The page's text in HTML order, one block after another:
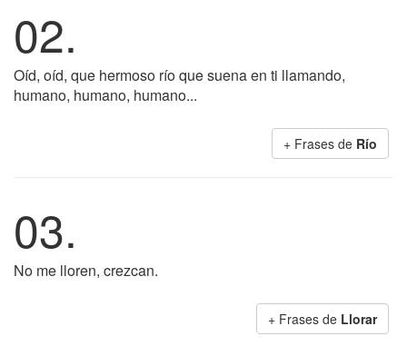
02.
Oíd, oíd, que hermoso río que suena en ti llamando,
humano, humano, humano...
+ Frases de Río
03.
No me lloren, crezcan.
+ Frases de Llorar